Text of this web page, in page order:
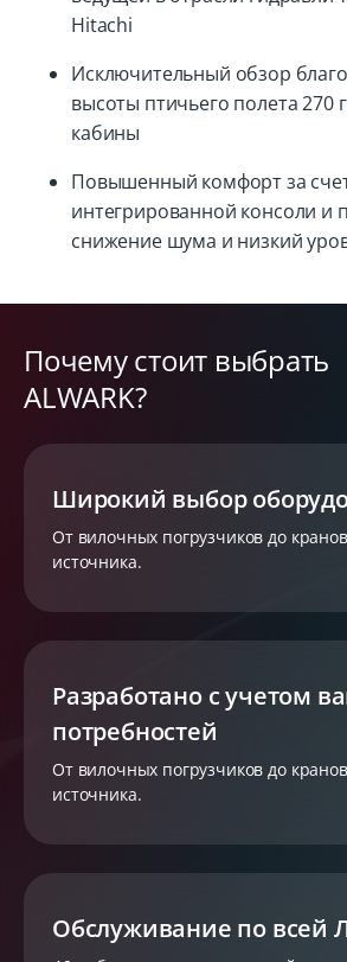
Hitachi
Исключительный обзор
высоты птичьего полета 270
кабины
Повышенный комфорт за
интегрированной консоли и
снижение шума и низкий
Почему стоит выбрать
ALWARK?
Широкий выбор
От вилочных погрузчиков до
источника.
Разработано с учетом
потребностей
От вилочных погрузчиков до
источника.
Обслуживание по всей